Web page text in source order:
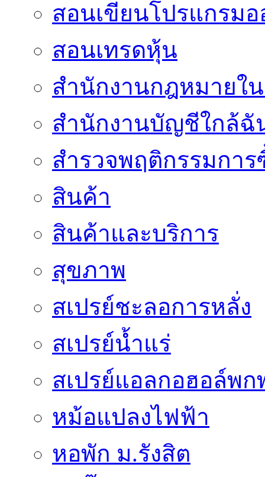
สอนเขียนโปรแกรม
สอนเทรดหุ้น
สำนักงานกฎหมายใ
สำนักงานบัญชีใกล้ฉั
สำรวจพฤติกรรมการ
สินค้า
สินค้าและบริการ
สุขภาพ
สเปรย์ชะลอการหลั่ง
สเปรย์น้ำแร่
สเปรย์แอลกอฮอล์พก
หม้อแปลงไฟฟ้า
หอพัก ม.รังสิต